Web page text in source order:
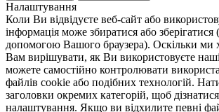
Налаштування
Коли Ви відвідуєте веб-сайт або
інформація може збиратися або зберігатися
допомогою Вашого браузера). Оскільки ми
Вам вирішувати, як Ви використовуєте
можете самостійно контролювати
файлів cookie або подібних технологій.
заголовки окремих категорій, щоб
налаштування. Якщо ви відхилите певні